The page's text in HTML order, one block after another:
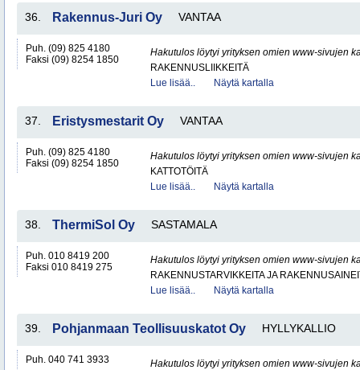
36. Rakennus-Juri Oy VANTAA
Puh. (09) 825 4180
Faksi (09) 8254 1850
Hakutulos löytyi yrityksen omien www-sivujen
RAKENNUSLIIKKEITÄ
Lue lisää..
Näytä kartalla
37. Eristysmestarit Oy VANTAA
Puh. (09) 825 4180
Faksi (09) 8254 1850
Hakutulos löytyi yrityksen omien www-sivujen
KATTOTÖITÄ
Lue lisää..
Näytä kartalla
38. ThermiSol Oy SASTAMALA
Puh. 010 8419 200
Faksi 010 8419 275
Hakutulos löytyi yrityksen omien www-sivujen
RAKENNUSTARVIKKEITA JA
Lue lisää..
Näytä kartalla
39. Pohjanmaan Teollisuuskatot Oy HYLLYKALLIO
Puh. 040 741 3933
Hakutulos löytyi yrityksen omien www-sivujen